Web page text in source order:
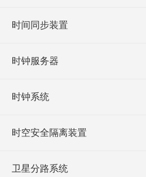
时间同步装置
时钟服务器
时钟系统
时空安全隔离装置
卫星分路系统